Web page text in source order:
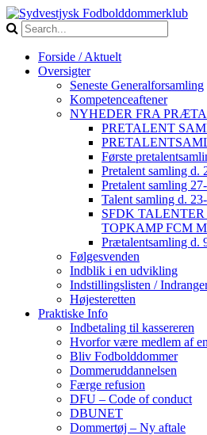
Forside / Aktuelt
Oversigter
Seneste Generalforsamling
Kompetenceaftener
NYHEDER FRA
PRETALENT
Første
Pretalent samling d.
Pretalent samling
Talent samling d.
SFDK
TOPKAMP FCM
Prætalentsamling d.
Følgesvenden
Indblik i en udvikling
Indstillingslisten /
Højesteretten
Praktiske Info
Indbetaling til kassereren
Hvorfor være medlem af
Bliv Fodbolddommer
Dommeruddannelsen
Færge refusion
DFU – Code of conduct
DBUNET
Dommertøj – Ny aftale